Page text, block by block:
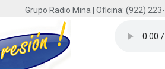
Grupo Radio Mina | Oficina: (922)